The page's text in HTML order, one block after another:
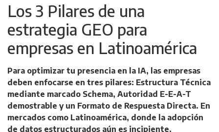
Los 3 Pilares de una
estrategia GEO para
empresas en Latinoamérica
Para optimizar tu presencia en la IA, las empresas
deben enfocarse en tres pilares: Estructura Técnica
mediante marcado Schema, Autoridad E-E-A-T
demostrable y un Formato de Respuesta Directa. En
mercados como Latinoamérica, donde la adopción
de datos estructurados aún es incipiente,